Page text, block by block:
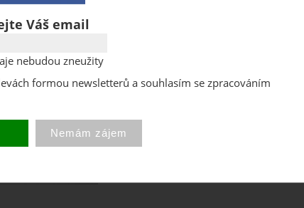
Váš email
nebudou zneužity
formou newsletterů a souhlasím se zpracováním